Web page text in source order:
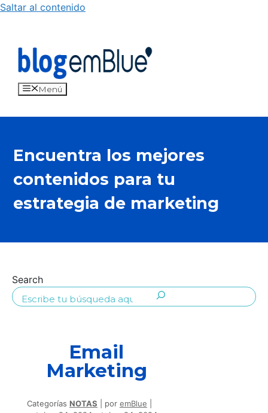
Saltar al contenido
Menú
Encuentra los mejores
contenidos para tu
estrategia de marketing
Search
Email
Marketing
Categorías NOTAS por emBlue